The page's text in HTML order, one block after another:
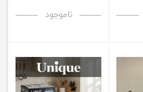
ناموجود